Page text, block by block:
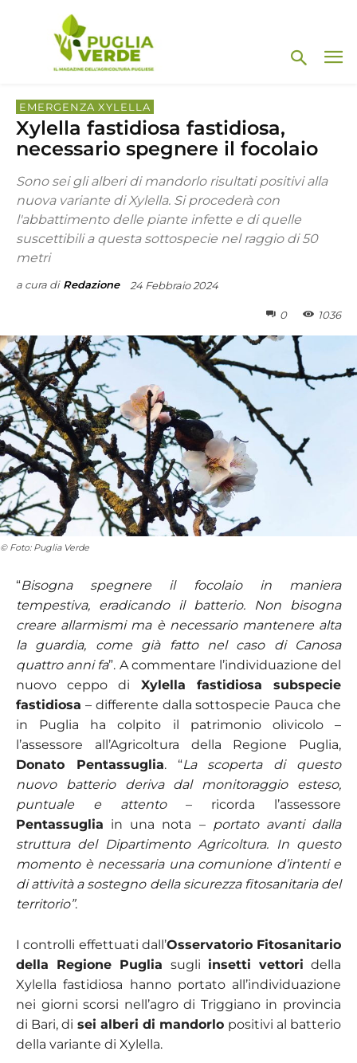
EMERGENZA XYLELLA
Xylella fastidiosa fastidiosa,
necessario spegnere il focolaio
Sono sei gli alberi di mandorlo risultati positivi alla
nuova variante di Xylella. Si procederà con
l'abbattimento delle piante infette e di quelle
suscettibili a questa sottospecie nel raggio di 50
metri
a cura di Redazione 24 Febbraio 2024
0 1036
© Foto: Puglia Verde
“Bisogna spegnere il focolaio in maniera
tempestiva, eradicando il batterio. Non bisogna
creare allarmismi ma è necessario mantenere alta
la guardia, come già fatto nel caso di Canosa
quattro anni fa”. A commentare l’individuazione del
nuovo ceppo di Xylella fastidiosa subspecie
fastidiosa – differente dalla sottospecie Pauca che
in Puglia ha colpito il patrimonio olivicolo –
l’assessore all’Agricoltura della Regione Puglia,
Donato Pentassuglia. “La scoperta di questo
nuovo batterio deriva dal monitoraggio esteso,
puntuale e attento– ricorda l’assessore
Pentassuglia in una nota – portato avanti dalla
struttura del Dipartimento Agricoltura. In questo
momento è necessaria una comunione d’intenti e
di attività a sostegno della sicurezza fitosanitaria del
territorio”.
I controlli effettuati dall’Osservatorio Fitosanitario
della Regione Puglia sugli insetti vettori della
Xylella fastidiosa hanno portato all’individuazione
nei giorni scorsi nell’agro di Triggiano in provincia
di Bari, di sei alberi di mandorlo positivi al batterio
della variante di Xylella.